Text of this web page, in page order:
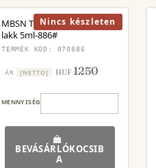
Nincs készleten
MBSN Tigrisszem fedő Gél-
lakk 5ml-886#
TERMÉK KÓD: 070886
ÁR [NETTO] HUF1250
MENNYISÉG
BEVÁSÁRLÓKOCSIB
A